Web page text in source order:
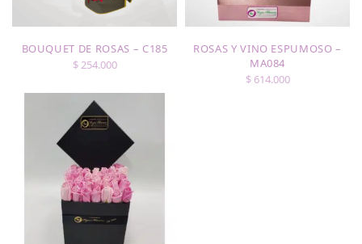
BOUQUET DE ROSAS – C185
$254.000
ROSAS Y VINO ESPUMOSO –
MA084
$614.000